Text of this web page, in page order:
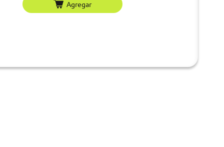
Agregar